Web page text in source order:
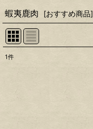
蝦夷鹿肉 [おすすめ商品]
1件